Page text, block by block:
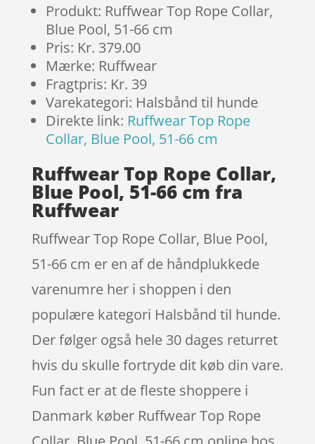
Produkt: Ruffwear Top Rope Collar,
Blue Pool, 51-66 cm
Pris: Kr. 379.00
Mærke: Ruffwear
Fragtpris: Kr. 39
Varekategori: Halsbånd til hunde
Direkte link: Ruffwear Top Rope
Collar, Blue Pool, 51-66 cm
Ruffwear Top Rope Collar,
Blue Pool, 51-66 cm fra
Ruffwear
Ruffwear Top Rope Collar, Blue Pool,
51-66 cm er en af de håndplukkede
varenumre her i shoppen i den
populære kategori Halsbånd til hunde.
Der følger også hele 30 dages returret
hvis du skulle fortryde dit køb din vare.
Fun fact er at de fleste shoppere i
Danmark køber Ruffwear Top Rope